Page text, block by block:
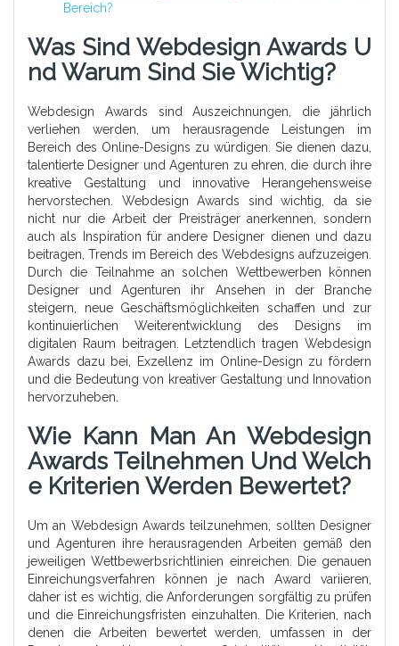
Bereich?
Was Sind Webdesign Awards U
Nd Warum Sind Sie Wichtig?
Webdesign Awards sind Auszeichnungen, die jährlich
verliehen werden, um herausragende Leistungen im
Bereich des Online-Designs zu würdigen. Sie dienen dazu,
talentierte Designer und Agenturen zu ehren, die durch ihre
kreative Gestaltung und innovative Herangehensweise
hervorstechen. Webdesign Awards sind wichtig, da sie
nicht nur die Arbeit der Preisträger anerkennen, sondern
auch als Inspiration für andere Designer dienen und dazu
beitragen, Trends im Bereich des Webdesigns aufzuzeigen.
Durch die Teilnahme an solchen Wettbewerben können
Designer und Agenturen ihr Ansehen in der Branche
steigern, neue Geschäftsmöglichkeiten schaffen und zur
kontinuierlichen Weiterentwicklung des Designs im
digitalen Raum beitragen. Letztendlich tragen Webdesign
Awards dazu bei, Exzellenz im Online-Design zu fördern
und die Bedeutung von kreativer Gestaltung und Innovation
hervorzuheben.
Wie Kann Man An Webdesign
Awards Teilnehmen Und Welch
E Kriterien Werden Bewertet?
Um an Webdesign Awards teilzunehmen, sollten Designer
und Agenturen ihre herausragenden Arbeiten gemäß den
jeweiligen Wettbewerbsrichtlinien einreichen. Die genauen
Einreichungsverfahren können je nach Award variieren,
daher ist es wichtig, die Anforderungen sorgfältig zu prüfen
und die Einreichungsfristen einzuhalten. Die Kriterien, nach
denen die Arbeiten bewertet werden, umfassen in der